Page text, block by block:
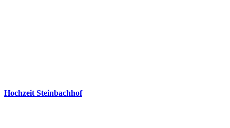
Hochzeit Steinbachhof